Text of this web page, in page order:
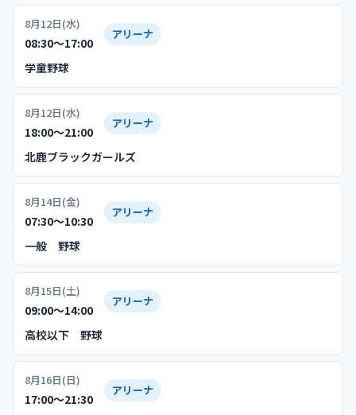
8月12日(水)
08:30〜17:00
アリーナ
学童野球
8月12日(水)
18:00〜21:00
アリーナ
北鹿ブラックガールズ
8月14日(金)
07:30〜10:30
アリーナ
一般 野球
8月15日(土)
09:00〜14:00
アリーナ
高校以下 野球
8月16日(日)
17:00〜21:30
アリーナ